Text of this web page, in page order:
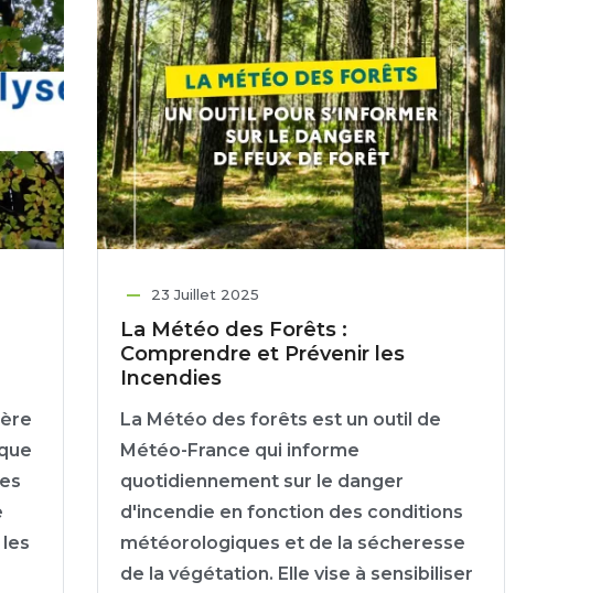
23 Juillet 2025
La Météo des Forêts :
Comprendre et Prévenir les
Incendies
La Météo des forêts est un outil de
Météo-France qui informe
quotidiennement sur le danger
d'incendie en fonction des conditions
météorologiques et de la sécheresse
de la végétation. Elle vise à sensibiliser